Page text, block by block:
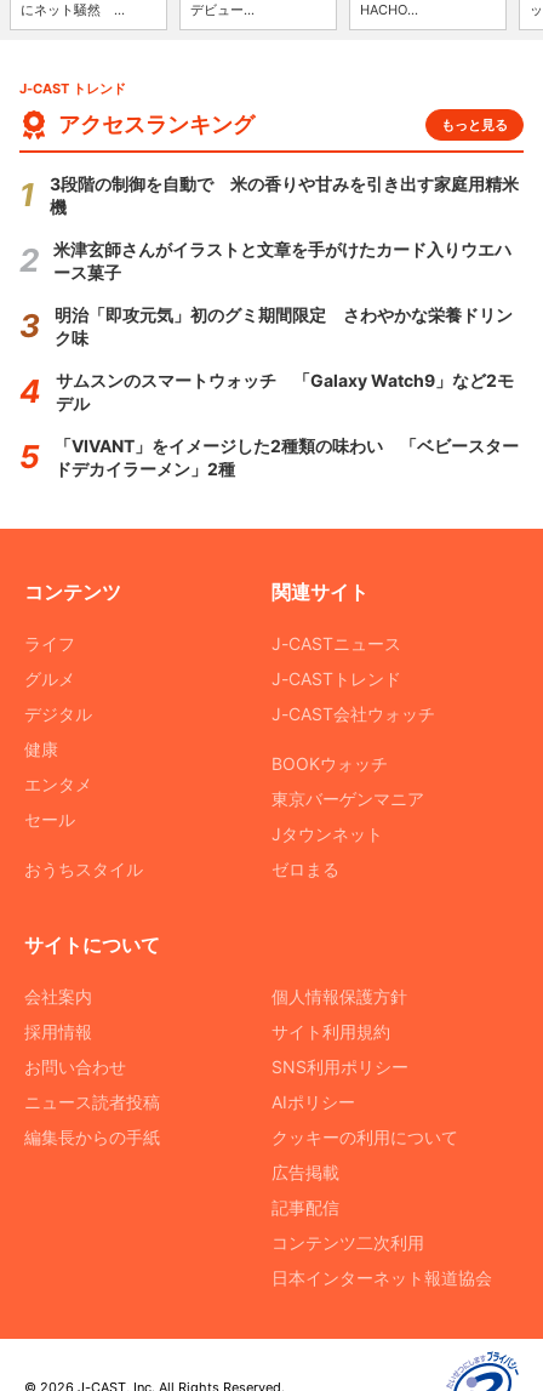
にネット騒然 ...
デビュー...
HACHO...
J-CAST トレンド
アクセスランキング もっと見る
3段階の制御を自動で 米の香りや甘みを引き出す家庭用精米
機
米津玄師さんがイラストと文章を手がけたカード入りウエハ
ース菓子
明治「即攻元気」初のグミ期間限定 さわやかな栄養ドリン
ク味
サムスンのスマートウォッチ 「Galaxy Watch9」など2モ
デル
「VIVANT」をイメージした2種類の味わい 「ベビースター
ドデカイラーメン」2種
コンテンツ
ライフ
グルメ
デジタル
健康
エンタメ
セール
おうちスタイル
関連サイト
J-CASTニュース
J-CASTトレンド
J-CAST会社ウォッチ
BOOKウォッチ
東京バーゲンマニア
Jタウンネット
ゼロまる
サイトについて
会社案内
採用情報
お問い合わせ
ニュース読者投稿
編集長からの手紙
個人情報保護方針
サイト利用規約
SNS利用ポリシー
AIポリシー
クッキーの利用について
広告掲載
記事配信
コンテンツ二次利用
日本インターネット報道協会